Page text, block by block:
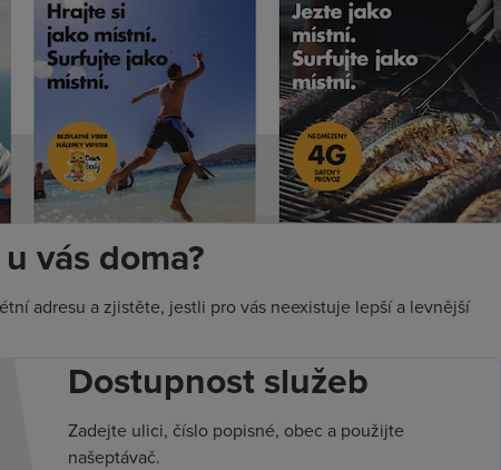
vás doma?
adresu a zjistěte, jestli pro vás neexistuje lepší a levnější
Dostupnost služeb
Zadejte ulici, číslo popisné, obec a použijte
našeptávač.